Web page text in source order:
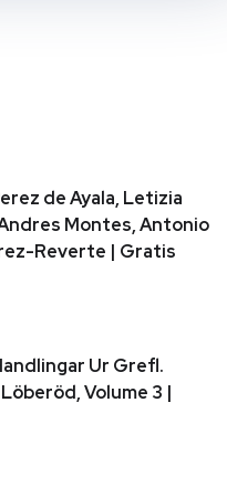
de Ayala, Letizia
Montes, Antonio
Reverte | Gratis
Ur Grefl.
Volume 3 |